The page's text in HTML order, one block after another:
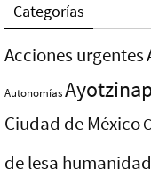
Categorías
Acciones urgentes
Autonomías
Ciudad de México
de lesa humanidad